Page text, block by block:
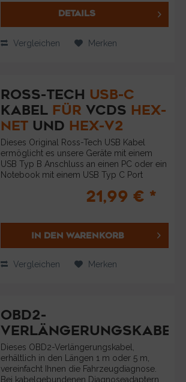
DETAILS
Vergleichen Merken
ROSS-TECH USB-C
KABEL FÜR VCDS HEX-
NET UND HEX-V2
Dieses Original Ross-Tech USB Kabel
ermöglicht es unsere Geräte mit einem
USB Typ B Anschluss an einen PC oder ein
Notebook mit einem USB Typ C Port
unsere Diagnosesysteme: VCDS HEX-V2
21,99 € *
IN DEN WARENKORB
Vergleichen Merken
OBD2-
VERLÄNGERUNGSKABEL
Dieses OBD2-Verlängerungskabel,
erhältlich in den Längen 1 m oder 5 m,
vereinfacht Ihnen die Fahrzeugdiagnose.
Bei kabelgebundenen Diagnoseadaptern